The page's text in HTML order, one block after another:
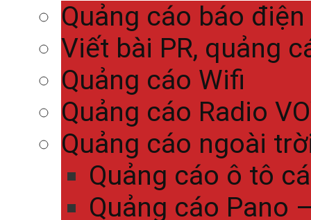
Quảng cáo báo
Viết bài PR, quảng
Quảng cáo Wifi
Quảng cáo Radio
Quảng cáo ngoài
Quảng cáo ô tô
Quảng cáo Pano